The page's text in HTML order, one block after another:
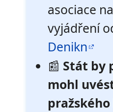
asociace
vyjádření
Denikn
📰 Stát by
mohl